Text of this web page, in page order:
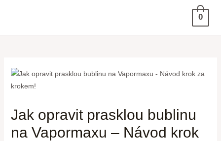
0
Jak opravit prasklou bublinu
na Vapormaxu – Návod krok